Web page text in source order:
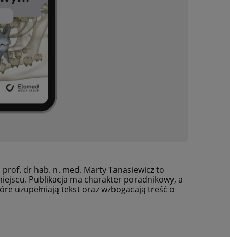
dr hab. n. med. Marty Tanasiewicz to
Publikacja ma charakter poradnikowy, a
uzupełniają tekst oraz wzbogacają treść o